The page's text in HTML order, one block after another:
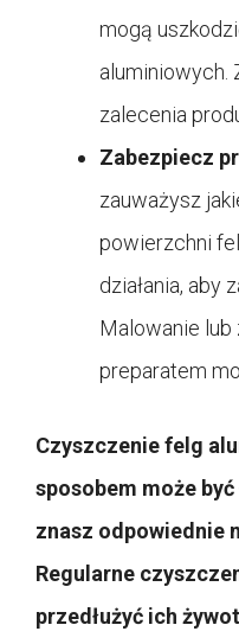
mogą
aluminiowych.
zalecenia
Zabezpiecz
zauważysz
powierzchni
działania, aby
Malowanie
preparatem
Czyszczenie felg
sposobem może
znasz odpowiednie
Regularne
przedłużyć ich